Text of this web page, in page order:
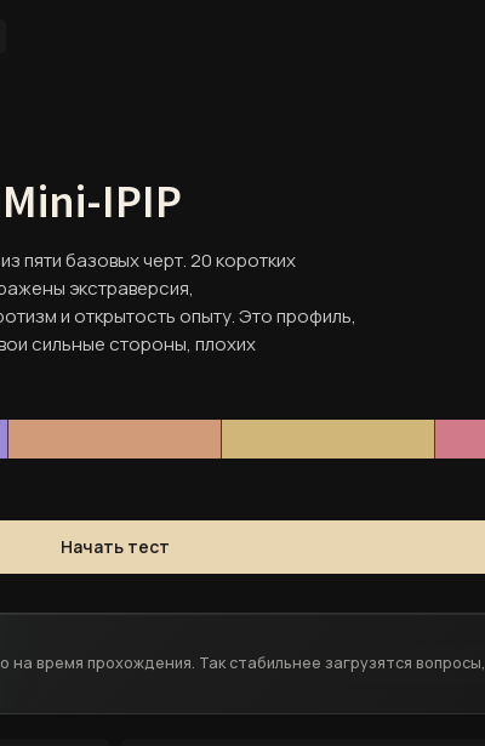
IPIP
пяти базовых черт. 20 коротких
экстраверсия,
и открытость опыту. Это профиль,
сильные стороны, плохих
Начать тест
на время прохождения. Так стабильнее загрузятся вопросы,
документы.
профили
информация